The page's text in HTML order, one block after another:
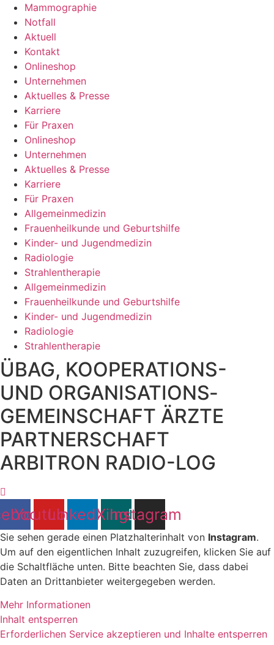
Mammographie
Notfall
Aktuell
Kontakt
Onlineshop
Unternehmen
Aktuelles & Presse
Karriere
Für Praxen
Onlineshop
Unternehmen
Aktuelles & Presse
Karriere
Für Praxen
Allgemeinmedizin
Frauenheilkunde und Geburtshilfe
Kinder- und Jugendmedizin
Radiologie
Strahlentherapie
Allgemeinmedizin
Frauenheilkunde und Geburtshilfe
Kinder- und Jugendmedizin
Radiologie
Strahlentherapie
ÜBAG, KOOPERATIONS-
UND ORGANISATIONS­
GEMEINSCHAFT ÄRZTE
PARTNERSCHAFT
ARBITRON RADIO-LOG
YoutubeLinkedinXing
Instagram
Sie sehen gerade einen Platzhalterinhalt von Instagram.
Um auf den eigentlichen Inhalt zuzugreifen, klicken Sie auf
die Schaltfläche unten. Bitte beachten Sie, dass dabei
Daten an Drittanbieter weitergegeben werden.
Mehr Informationen
Inhalt entsperren
Erforderlichen Service akzeptieren und Inhalte entsperren